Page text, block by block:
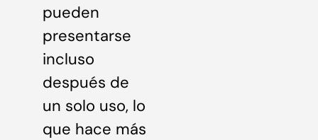
pueden
presentarse
incluso
después de
un solo uso, lo
que hace más